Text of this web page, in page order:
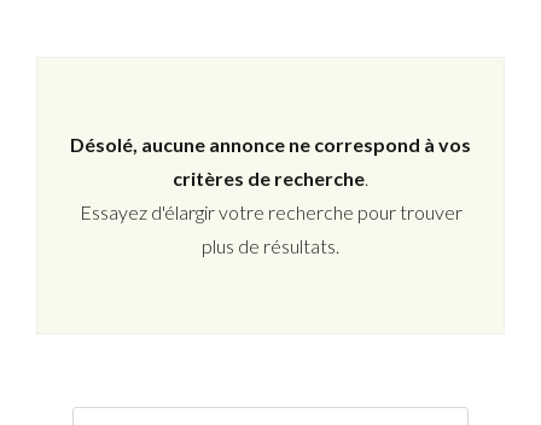
Désolé, aucune annonce ne correspond à vos
critères de recherche.
Essayez d'élargir votre recherche pour trouver
plus de résultats.